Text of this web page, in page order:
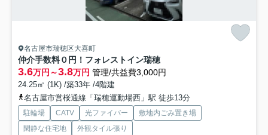
名古屋市瑞穂区大喜町
仲介手数料０円！フォレストイン瑞穂
3.6万円～3.8万円 管理/共益費3,000円
24.25㎡ (1K) /築33年 /4階建
名古屋市営桜通線「瑞穂運動場西」駅 徒歩13分
駐輪場 CATV 光ファイバー
敷地内ごみ置き場
閑静な住宅地
外観タイル張り